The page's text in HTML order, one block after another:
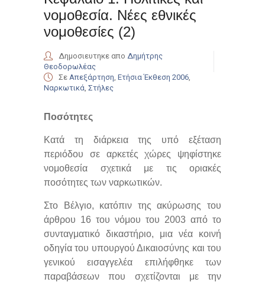
νομοθεσία. Νέες εθνικές
νομοθεσίες (2)
Δημοσιευτηκε απο Δημήτρης
Θεοδορωλέας
Σε Απεξάρτηση, Ετήσια Έκθεση 2006,
Ναρκωτικά, Στήλες
Ποσότητες
Κατά τη διάρκεια της υπό εξέταση
περιόδου σε αρκετές χώρες ψηφίστηκε
νομοθεσία σχετικά με τις οριακές
ποσότητες των ναρκωτικών.
Στο Βέλγιο, κατόπιν της ακύρωσης του
άρθρου 16 του νόμου του 2003 από το
συνταγματικό δικαστήριο, μια νέα κοινή
οδηγία του υπουργού Δικαιοσύνης και του
γενικού εισαγγελέα επιλήφθηκε των
παραβάσεων που σχετίζονται με την